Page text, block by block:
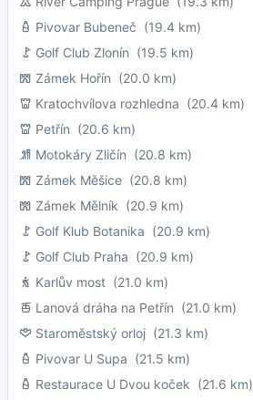
Pivovar Bubeneč (19.4 km)
Golf Club Zlonín (19.5 km)
Zámek Hořín (20.0 km)
Kratochvílova rozhledna (20.4 km)
Petřín (20.6 km)
Motokáry Zličín (20.8 km)
Zámek Měšice (20.8 km)
Zámek Mělník (20.9 km)
Golf Klub Botanika (20.9 km)
Golf Club Praha (20.9 km)
Karlův most (21.0 km)
Lanová dráha na Petřín (21.0 km)
Staroměstský orloj (21.3 km)
Pivovar U Supa (21.5 km)
Restaurace U Dvou koček (21.6 km)